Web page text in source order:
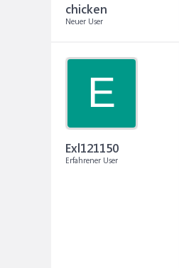
chicken
Neuer User
E
Exl121150
Erfahrener User